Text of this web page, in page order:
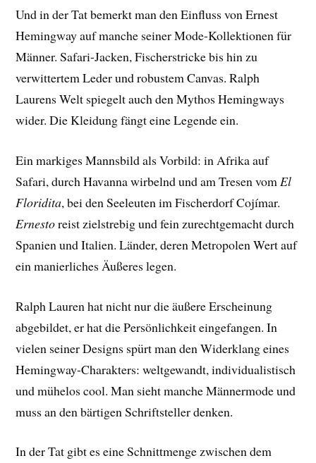
Und in der Tat bemerkt man den Einfluss von Ernest
Hemingway auf manche seiner Mode-Kollektionen für
Männer. Safari-Jacken, Fischerstricke bis hin zu
verwittertem Leder und robustem Canvas. Ralph
Laurens Welt spiegelt auch den Mythos Hemingways
wider. Die Kleidung fängt eine Legende ein.
Ein markiges Mannsbild als Vorbild: in Afrika auf
Safari, durch Havanna wirbelnd und am Tresen vomEl
Floridita, bei den Seeleuten im Fischerdorf Cojímar.
Ernestoreist zielstrebig und fein zurechtgemacht durch
Spanien und Italien. Länder, deren Metropolen Wert auf
ein manierliches Äußeres legen.
Ralph Lauren hat nicht nur die äußere Erscheinung
abgebildet, er hat die Persönlichkeit eingefangen. In
vielen seiner Designs spürt man den Widerklang eines
Hemingway-Charakters: weltgewandt, individualistisch
und mühelos cool. Man sieht manche Männermode und
muss an den bärtigen Schriftsteller denken.
In der Tat gibt es eine Schnittmenge zwischen dem